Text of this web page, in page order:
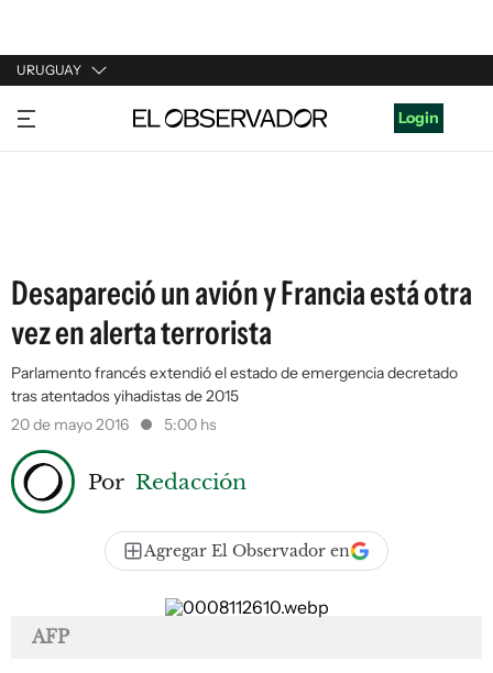
URUGUAY
URUGUAY
ARGENTINA
Login
Desapareció un avión y Francia está otra
vez en alerta terrorista
Parlamento francés extendió el estado de emergencia decretado
tras atentados yihadistas de 2015
20 de mayo 2016
5:00 hs
Por Redacción
Agregar El Observador en
AFP